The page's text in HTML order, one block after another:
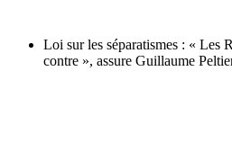
Loi sur les séparatismes : « Les
contre », assure Guillaume